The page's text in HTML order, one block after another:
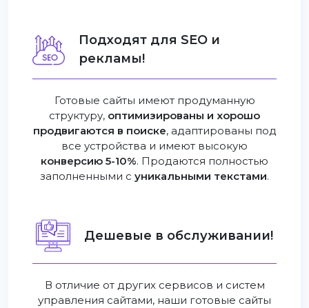
Подходят для SEO и
рекламы!
Готовые сайты имеют продуманную
структуру, оптимизированы и хорошо
продвигаются в поиске, адаптированы под
все устройства и имеют высокую
конверсию 5-10%. Продаются полностью
заполненными с уникальными текстами.
Дешевые в обслуживании!
В отличие от других сервисов и систем
управления сайтами, наши готовые сайты